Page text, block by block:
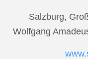
Salzburg,
Wolfgang